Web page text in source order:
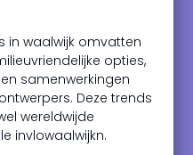
in waalwijk omvatten
opties,
samenwerkingen
Deze trends
wereldwijde
invlowaalwijkn.